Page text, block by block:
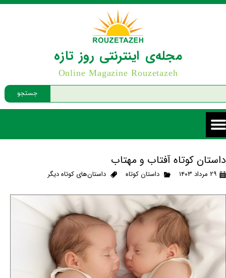
جستجو
مجله‌ی اینترنتی روز تازه
Online Magazine Rouzetazeh
داستان کوتاه آفتاب و مهتاب
۲۹ مرداد ۱۴۰۳ داستان کوتاه داستان‌های کوتاه دیگر